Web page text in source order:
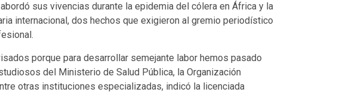
sus vivencias durante la epidemia del cólera en África y la
internacional, dos hechos que exigieron al gremio periodístico
porque para desarrollar semejante labor hemos pasado
del Ministerio de Salud Pública, la Organización
otras instituciones especializadas, indicó la licenciada